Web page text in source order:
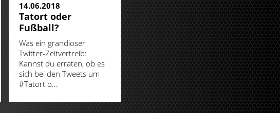
14.06.2018
Tatort oder
Fußball?
Was ein grandioser
Twitter-Zeitvertreib:
Kannst du erraten, ob es
sich bei den Tweets um
#Tatort o...